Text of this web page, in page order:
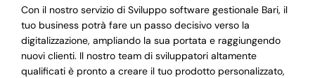
Con il nostro servizio di Sviluppo software gestionale Bari, il
tuo business potrà fare un passo decisivo verso la
digitalizzazione, ampliando la sua portata e raggiungendo
nuovi clienti. Il nostro team di sviluppatori altamente
qualificati è pronto a creare il tuo prodotto personalizzato,